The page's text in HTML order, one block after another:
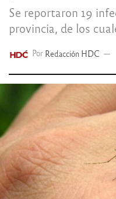
Se reportaron 19
provincia, de los
Por Redacción HDC